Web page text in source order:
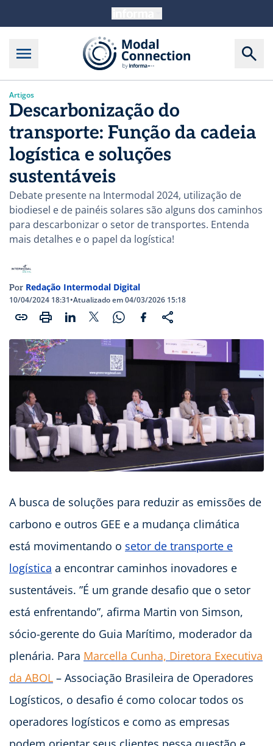
Artigos
Descarbonização do
transporte: Função da cadeia
logística e soluções
sustentáveis
Debate presente na Intermodal 2024, utilização de
biodiesel e de painéis solares são alguns dos caminhos
para descarbonizar o setor de transportes. Entenda
mais detalhes e o papel da logística!
Por Redação Intermodal Digital
10/04/2024 18:31•Atualizado em 04/03/2026 15:18
A busca de soluções para reduzir as emissões de
carbono e outros GEE e a mudança climática
está movimentando o setor de transporte e
logística a encontrar caminhos inovadores e
sustentáveis. ”É um grande desafio que o setor
está enfrentando”, afirma Martin von Simson,
sócio-gerente do Guia Marítimo, moderador da
plenária. Para Marcella Cunha, Diretora Executiva
da ABOL – Associação Brasileira de Operadores
Logísticos, o desafio é como colocar todos os
operadores logísticos e como as empresas